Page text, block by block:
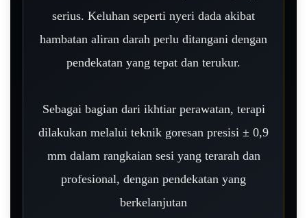
serius. Keluhan seperti nyeri dada akibat
hambatan aliran darah perlu ditangani dengan
pendekatan yang tepat dan terukur.
Sebagai bagian dari ikhtiar perawatan, terapi
dilakukan melalui teknik goresan presisi ± 0,9
mm dalam rangkaian sesi yang terarah dan
profesional, dengan pendekatan yang
berkelanjutan